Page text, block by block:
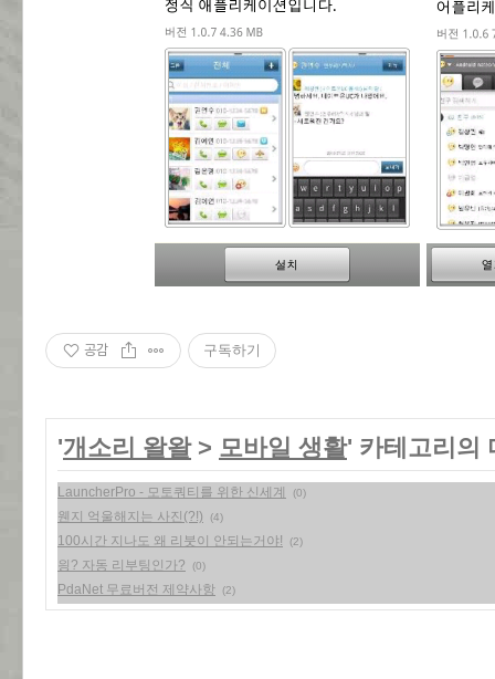
공감 구독하기
'개소리 왈왈> 모바일 생활' 카테고리의
LauncherPro - 모토쿼티를 위한 신세계 (0)
웬지 억울해지는 사진(?!) (4)
100시간 지나도 왜 리붓이 안되는거야! (2)
읭? 자동 리부팅인가? (0)
PdaNet 무료버전 제약사항 (2)